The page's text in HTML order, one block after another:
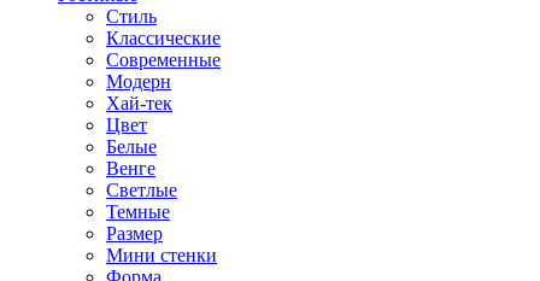
Стиль
Классические
Современные
Модерн
Хай-тек
Цвет
Белые
Венге
Светлые
Темные
Размер
Мини стенки
Форма